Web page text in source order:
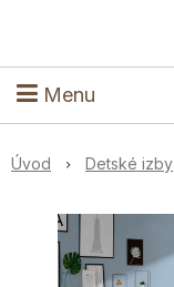
Menu
Úvod Detské izby